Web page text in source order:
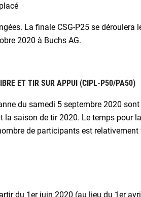
La finale CSG-P25 se
2020 à Buchs AG.
ET TIR SUR APPUI (CIPL-P50/PA50)
du samedi 5 septembre 2020
la saison de tir 2020. Le temps pour
de participants est relativement
du 1er juin 2020 (au lieu du 1er